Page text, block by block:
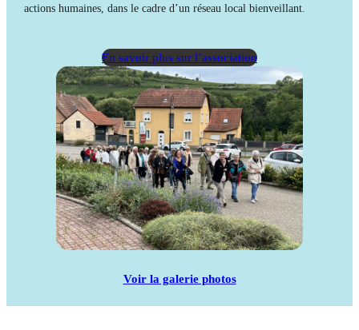
actions humaines, dans le cadre d’un réseau local bienveillant.
En savoir plus sur l’association
Voir la galerie photos